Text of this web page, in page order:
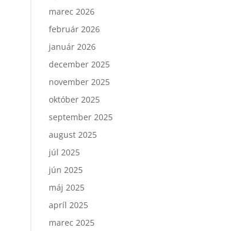
marec 2026
február 2026
január 2026
december 2025
november 2025
október 2025
september 2025
august 2025
júl 2025
jún 2025
máj 2025
apríl 2025
marec 2025